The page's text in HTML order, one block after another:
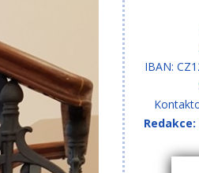
IBAN:
Redakce: